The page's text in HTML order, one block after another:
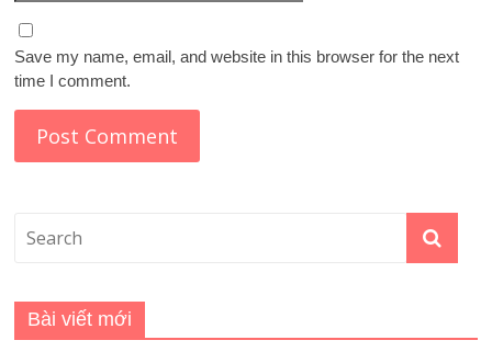
Save my name, email, and website in this browser for the next
time I comment.
Bài viết mới